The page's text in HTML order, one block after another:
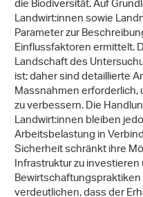
Landwirt:innen sowie
Parameter zur
Einflussfaktoren ermittelt.
Landschaft des
ist; daher sind detaillierte
Massnahmen
zu verbessern. Die
Landwirt:innen bleiben
Arbeitsbelastung in
Sicherheit schränkt ihre
Infrastruktur zu